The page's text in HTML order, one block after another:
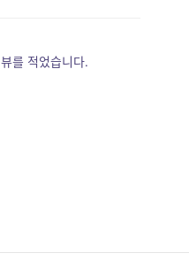
를 적었습니다.